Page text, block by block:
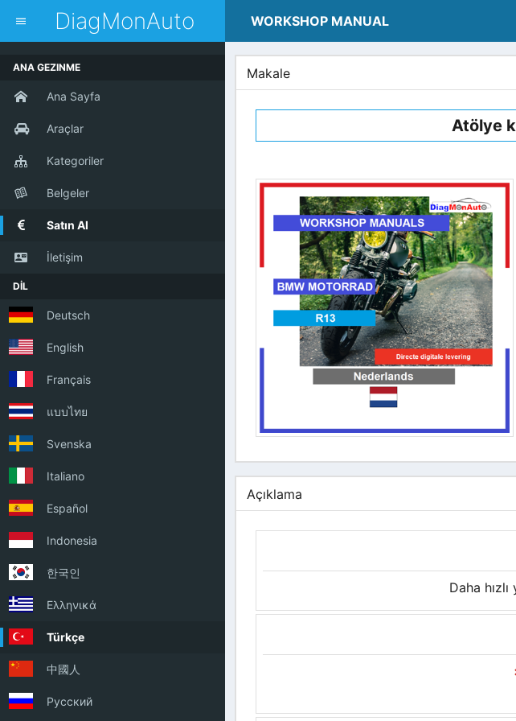
DiagMonAuto
ANA GEZINME
Ana Sayfa
Araçlar
Kategoriler
Belgeler
Satın Al
İletişim
DİL
Deutsch
English
Français
แบบไทย
Svenska
Italiano
Español
Indonesia
한국인
Ελληνικά
Türkçe
中國人
Русский
WORKSHOP MANUAL
Atölye
Makale
Daha
Açıklama
dblclick.net